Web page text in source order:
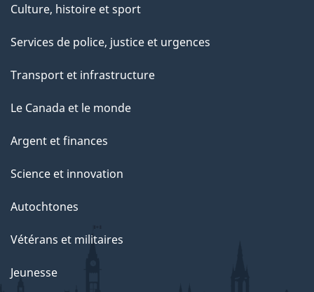
Culture, histoire et sport
Services de police, justice et urgences
Transport et infrastructure
Le Canada et le monde
Argent et finances
Science et innovation
Autochtones
Vétérans et militaires
Jeunesse